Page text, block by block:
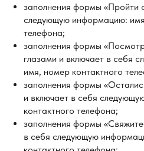
заполнения формы «Пройти
следующую информацию:
телефона;
заполнения формы
глазами и включает в себя
имя, номер контактного
заполнения формы
и включает в себя
контактного телефона;
заполнения формы
в себя следующую